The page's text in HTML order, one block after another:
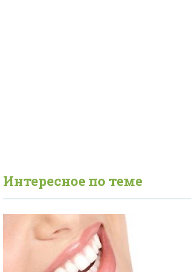
Интересное по теме